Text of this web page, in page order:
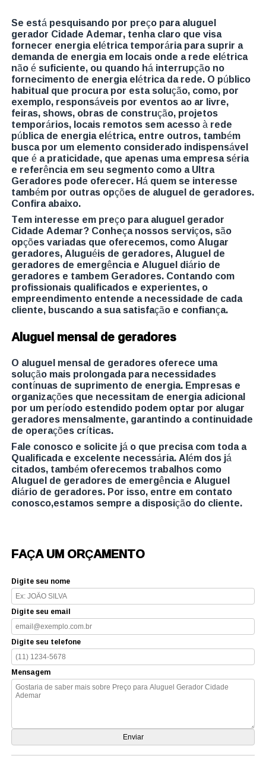
Se está pesquisando por preço para aluguel
gerador Cidade Ademar, tenha claro que visa
fornecer energia elétrica temporária para suprir a
demanda de energia em locais onde a rede elétrica
não é suficiente, ou quando há interrupção no
fornecimento de energia elétrica da rede. O público
habitual que procura por esta solução, como, por
exemplo, responsáveis por eventos ao ar livre,
feiras, shows, obras de construção, projetos
temporários, locais remotos sem acesso à rede
pública de energia elétrica, entre outros, também
busca por um elemento considerado indispensável
que é a praticidade, que apenas uma empresa séria
e referência em seu segmento como a Ultra
Geradores pode oferecer. Há quem se interesse
também por outras opções de aluguel de geradores.
Confira abaixo.
Tem interesse em preço para aluguel gerador
Cidade Ademar? Conheça nossos serviços, são
opções variadas que oferecemos, como Alugar
geradores, Aluguéis de geradores, Aluguel de
geradores de emergência e Aluguel diário de
geradores e tambem Geradores. Contando com
profissionais qualificados e experientes, o
empreendimento entende a necessidade de cada
cliente, buscando a sua satisfação e confiança.
Aluguel mensal de geradores
O aluguel mensal de geradores oferece uma
solução mais prolongada para necessidades
contínuas de suprimento de energia. Empresas e
organizações que necessitam de energia adicional
por um período estendido podem optar por alugar
geradores mensalmente, garantindo a continuidade
de operações críticas.
Fale conosco e solicite já o que precisa com toda a
Qualificada e excelente necessária. Além dos já
citados, também oferecemos trabalhos como
Aluguel de geradores de emergência e Aluguel
diário de geradores. Por isso, entre em contato
conosco,estamos sempre a disposição do cliente.
FAÇA UM ORÇAMENTO
Digite seu nome
Digite seu email
Digite seu telefone
Mensagem